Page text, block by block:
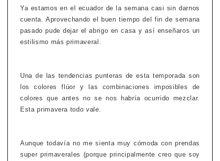
Ya estamos en el ecuador de la semana casi sin darnos
cuenta. Aprovechando el buen tiempo del fin de semana
pasado pude dejar el abrigo en casa y así enseñaros un
estilismo más primaveral.
Una de las tendencias punteras de esta temporada son
los colores flúor y las combinaciones imposibles de
colores que antes no se nos habría ocurrido mezclar.
Esta primavera todo vale.
Aunque todavía no me sienta muy cómoda con prendas
super primaverales (porque principalmente creo que soy